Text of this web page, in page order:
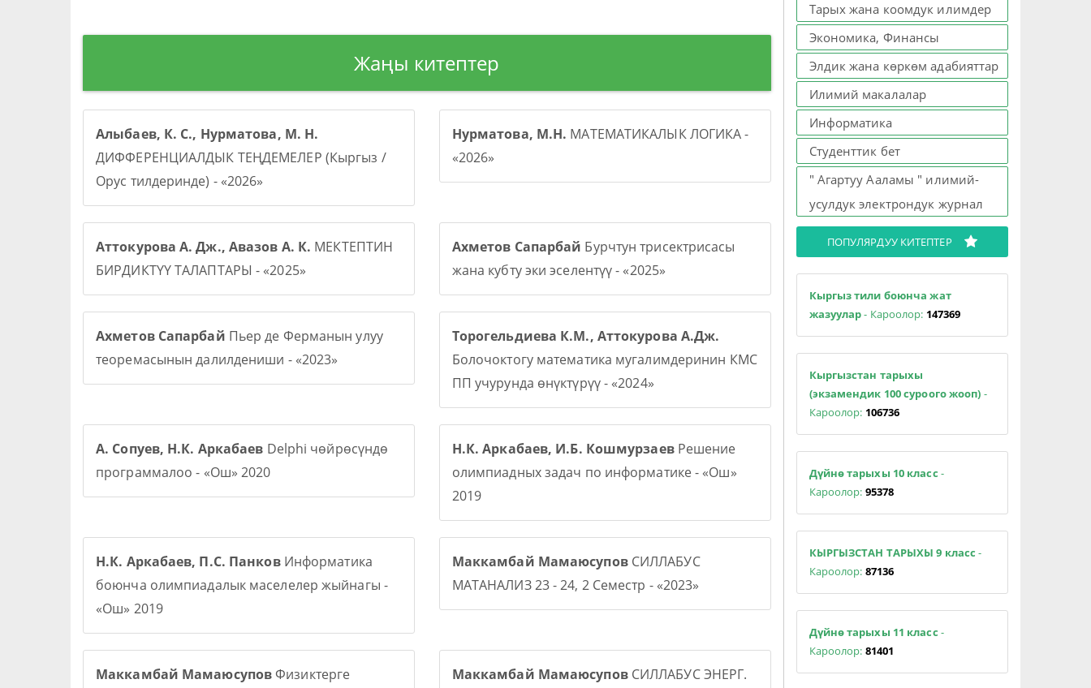
Жаңы китептер
Алыбаев, К. С., Нурматова, М. Н.
ДИФФЕРЕНЦИАЛДЫК ТЕҢДЕМЕЛЕР (Кыргыз /
Орус тилдеринде) - «2026»
Нурматова, М.Н. МАТЕМАТИКАЛЫК ЛОГИКА -
«2026»
Аттокурова А. Дж., Авазов А. К. МЕКТЕПТИН
БИРДИКТҮҮ ТАЛАПТАРЫ - «2025»
Ахметов Сапарбай Бурчтун трисектрисасы
жана кубту эки эселентүү - «2025»
Ахметов Сапарбай Пьер де Ферманын улуу
теоремасынын далилдениши - «2023»
Торогельдиева К.М., Аттокурова А.Дж.
Болочоктогу математика мугалимдеринин КМС
ПП учурунда өнүктүрүү - «2024»
А. Сопуев, Н.К. Аркабаев Delphi чөйрөсүндө
программалоо - «Ош» 2020
Н.К. Аркабаев, И.Б. КошмурзаевРешение
олимпиадных задач по информатике - «Ош»
2019
Н.К. Аркабаев, П.С. ПанковИнформатика
боюнча олимпиадалык маселелер жыйнагы -
«Ош» 2019
Маккамбай МамаюсуповСИЛЛАБУС
МАТАНАЛИЗ 23 - 24, 2 Семестр - «2023»
Маккамбай МамаюсуповФизиктерге
Маккамбай МамаюсуповСИЛЛАБУС ЭНЕРГ.
Тарых жана коомдук илимдер
Экономика, Финансы
Элдик жана көркөм адабияттар
Илимий макалалар
Информатика
Студенттик бет
" Агартуу Ааламы " илимий-
усулдук электрондук журнал
ПОПУЛЯРДУУ КИТЕПТЕР
Кыргыз тили боюнча жат
жазуулар- Кароолор: 147369
Кыргызстан тарыхы
(экзамендик 100 суроого жооп) -
Кароолор: 106736
Дүйнө тарыхы 10 класс -
Кароолор: 95378
КЫРГЫЗСТАН ТАРЫХЫ 9 класс -
Кароолор: 87136
Дүйнө тарыхы 11 класс -
Кароолор: 81401